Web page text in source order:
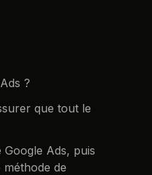
?
que tout le
Ads, puis
de